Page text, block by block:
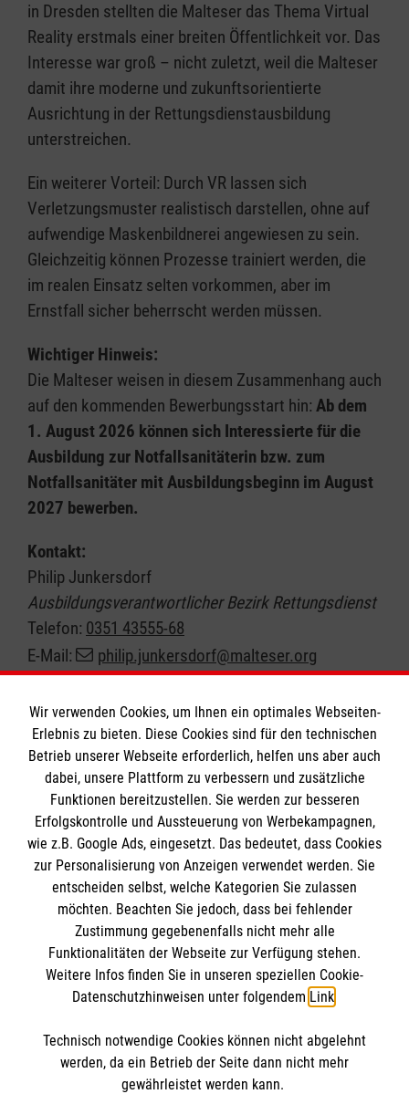
in Dresden stellten die Malteser das Thema Virtual
Reality erstmals einer breiten Öffentlichkeit vor. Das
Interesse war groß – nicht zuletzt, weil die Malteser
damit ihre moderne und zukunftsorientierte
Ausrichtung in der Rettungsdienstausbildung
unterstreichen.
Ein weiterer Vorteil: Durch VR lassen sich
Verletzungsmuster realistisch darstellen, ohne auf
aufwendige Maskenbildnerei angewiesen zu sein.
Gleichzeitig können Prozesse trainiert werden, die
im realen Einsatz selten vorkommen, aber im
Ernstfall sicher beherrscht werden müssen.
Wichtiger Hinweis:
Die Malteser weisen in diesem Zusammenhang auch
auf den kommenden Bewerbungsstart hin: Ab dem
1. August 2026 können sich Interessierte für die
Ausbildung zur Notfallsanitäterin bzw. zum
Notfallsanitäter mit Ausbildungsbeginn im August
2027 bewerben.
Kontakt:
Philip Junkersdorf
Ausbildungsverantwortlicher Bezirk Rettungsdienst
Telefon: 0351 43555-68
E-Mail:
philip.junkersdorf@malteser.org
Zurück zu allen Meldungen
Informationen
Impressum
Datenschutz
Barrierefreiheit
Die Malteser
Malteserorden
Sharepoint
Spendenkonto
Wir verwenden Cookies, um Ihnen ein optimales Webseiten-
Erlebnis zu bieten. Diese Cookies sind für den technischen
Betrieb unserer Webseite erforderlich, helfen uns aber auch
dabei, unsere Plattform zu verbessern und zusätzliche
Funktionen bereitzustellen. Sie werden zur besseren
Erfolgskontrolle und Aussteuerung von Werbekampagnen,
wie z.B. Google Ads, eingesetzt. Das bedeutet, dass Cookies
zur Personalisierung von Anzeigen verwendet werden. Sie
entscheiden selbst, welche Kategorien Sie zulassen
möchten. Beachten Sie jedoch, dass bei fehlender
Zustimmung gegebenenfalls nicht mehr alle
Funktionalitäten der Webseite zur Verfügung stehen.
Weitere Infos finden Sie in unseren speziellen Cookie-
Datenschutzhinweisen unter folgendem Link.
Technisch notwendige Cookies können nicht abgelehnt
werden, da ein Betrieb der Seite dann nicht mehr
gewährleistet werden kann.